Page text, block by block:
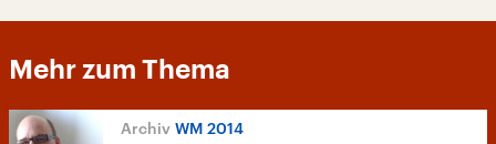
Mehr zum Thema
WM 2014